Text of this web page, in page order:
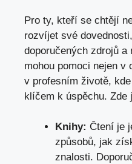
Pro ty, kteří se chtějí
rozvíjet své
doporučených zdrojů ⁢a
mohou pomoci nejen v
v profesním životě,
klíčem k úspěchu.‌ Zde
Knihy: Čtení je
způsobů, jak
znalosti.